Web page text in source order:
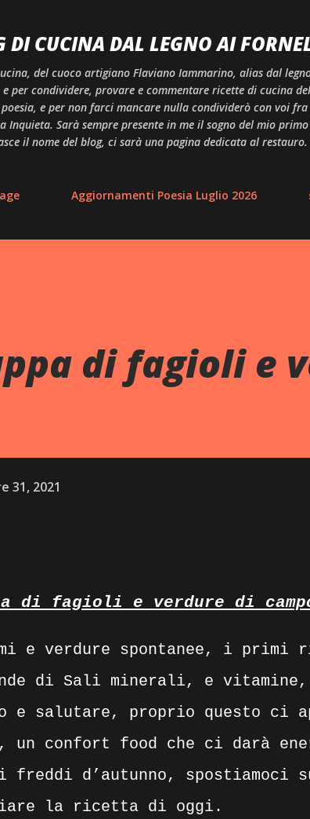
DI CUCINA DAL LEGNO AI
del cuoco artigiano Flaviano Iammarino, alias dal
e per condividere, provare e commentare ricette di cucina
e per non farci mancare nulla condividerò con voi
Inquieta. Sarà sempre presente in me il sogno del mio
il nome del blog, ci sarà una pagina dedicata al restauro.
Aggiornamenti Poesia Luglio 2026
di fagioli e
31, 2021
di fagioli e verdure di
e verdure spontanee, i
di Sali minerali, e
e salutare, proprio questo ci
un confort food che ci darà
freddi d’autunno,
la ricetta di oggi.